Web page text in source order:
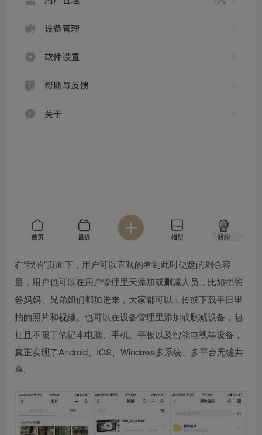
在“我的”页面下，用户可以直观的看到此时硬盘的剩余容
量，用户也可以在用户管理里天添加或删减人员，比如把爸
爸妈妈、兄弟姐们都加进来，大家都可以上传或下载平日里
拍的照片和视频。也可以在设备管理里添加或删减设备，包
括且不限于笔记本电脑、手机、平板以及智能电视等设备，
真正实现了Android、IOS、Windows多系统、多平台无缝共
享。